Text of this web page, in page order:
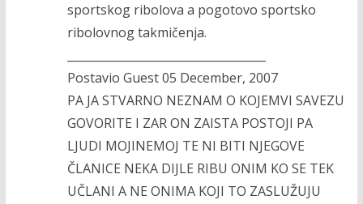
sportskog ribolova a pogotovo sportsko
ribolovnog takmičenja.
Postavio Guest 05 December, 2007
PA JA STVARNO NEZNAM O KOJEMVI SAVEZU
GOVORITE I ZAR ON ZAISTA POSTOJI PA
LJUDI MOJINEMOJ TE NI BITI NJEGOVE
ČLANICE NEKA DIJLE RIBU ONIM KO SE TEK
UČLANI A NE ONIMA KOJI TO ZASLUŽUJU